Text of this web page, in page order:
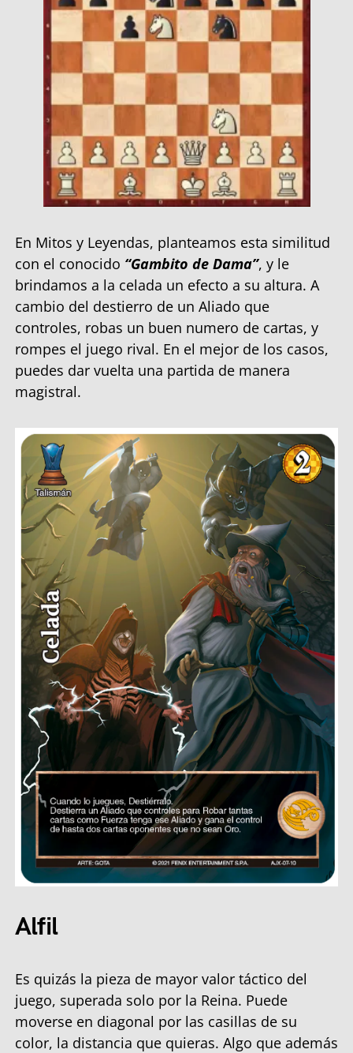
En Mitos y Leyendas, planteamos esta similitud
con el conocido “Gambito de Dama”, y le
brindamos a la celada un efecto a su altura. A
cambio del destierro de un Aliado que
controles, robas un buen numero de cartas, y
rompes el juego rival. En el mejor de los casos,
puedes dar vuelta una partida de manera
magistral.
Alfil
Es quizás la pieza de mayor valor táctico del
juego, superada solo por la Reina. Puede
moverse en diagonal por las casillas de su
color, la distancia que quieras. Algo que además